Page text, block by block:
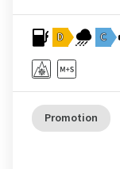
D C
Promotion